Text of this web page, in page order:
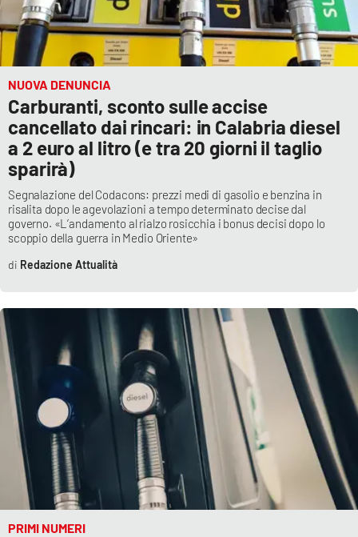
NUOVA DENUNCIA
Carburanti, sconto sulle accise
cancellato dai rincari: in Calabria diesel
a 2 euro al litro (e tra 20 giorni il taglio
sparirà)
Segnalazione del Codacons: prezzi medi di gasolio e benzina in
risalita dopo le agevolazioni a tempo determinato decise dal
governo. «L’andamento al rialzo rosicchia i bonus decisi dopo lo
scoppio della guerra in Medio Oriente»
Redazione Attualità
PRIMI NUMERI